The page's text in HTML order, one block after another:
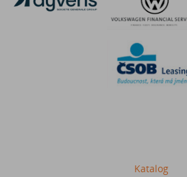
Katalog